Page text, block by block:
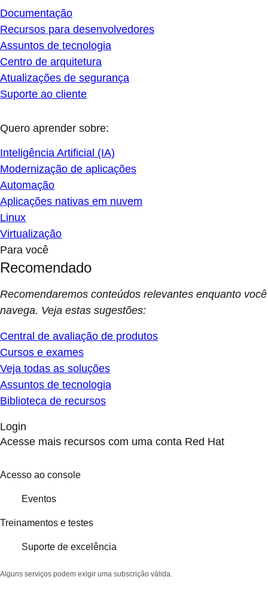
Documentação
Recursos para desenvolvedores
Assuntos de tecnologia
Centro de arquitetura
Atualizações de segurança
Suporte ao cliente
Quero aprender sobre:
Inteligência Artificial (IA)
Modernização de aplicações
Automação
Aplicações nativas em nuvem
Linux
Virtualização
Para você
Recomendado
Recomendaremos conteúdos relevantes enquanto você
navega. Veja estas sugestões:
Central de avaliação de produtos
Cursos e exames
Veja todas as soluções
Assuntos de tecnologia
Biblioteca de recursos
Login
Acesse mais recursos com uma conta Red Hat
Acesso ao console
Eventos
Treinamentos e testes
Suporte de excelência
Alguns serviços podem exigir uma subscrição válida.